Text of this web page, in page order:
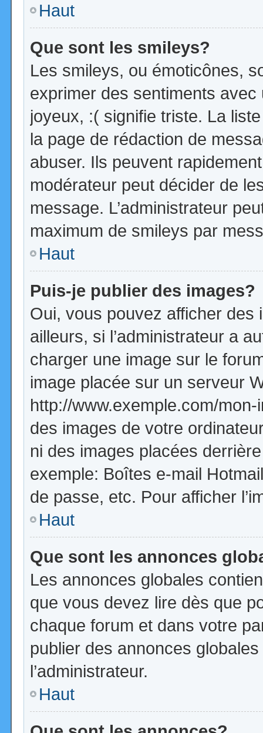
Haut
Que sont les smileys?
Les smileys, ou émoticônes,
exprimer des sentiments
joyeux, :( signifie triste. La
la page de rédaction de
abuser. Ils peuvent
modérateur peut décider de
message. L’administrateur
maximum de smileys par
Haut
Puis-je publier des images?
Oui, vous pouvez afficher
ailleurs, si l’administrateur a
charger une image sur le
image placée sur un serveur
http://www.exemple.com/
des images de votre
ni des images placées
exemple: Boîtes e-mail
de passe, etc. Pour afficher
Haut
Que sont les annonces
Les annonces globales
que vous devez lire dès que
chaque forum et dans votre
publier des annonces
l’administrateur.
Haut